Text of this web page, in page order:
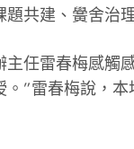
共建、黌舍治
任雷春梅感觸
”雷春梅說，